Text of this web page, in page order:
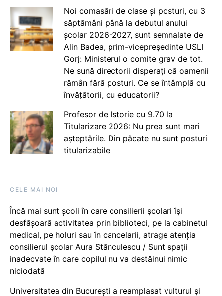
Noi comasări de clase și posturi, cu 3
săptămâni până la debutul anului
școlar 2026-2027, sunt semnalate de
Alin Badea, prim-vicepreședinte USLI
Gorj: Ministerul o comite grav de tot.
Ne sună directorii disperați că oamenii
rămân fără posturi. Ce se întâmplă cu
învățătorii, cu educatorii?
Profesor de Istorie cu 9.70 la
Titularizare 2026: Nu prea sunt mari
așteptările. Din păcate nu sunt posturi
titularizabile
CELE MAI NOI
Încă mai sunt școli în care consilierii școlari își
desfășoară activitatea prin biblioteci, pe la cabinetul
medical, pe holuri sau în cancelarii, atrage atenția
consilierul școlar Aura Stănculescu / Sunt spații
inadecvate în care copilul nu va destăinui nimic
niciodată
Universitatea din București a reamplasat vulturul și